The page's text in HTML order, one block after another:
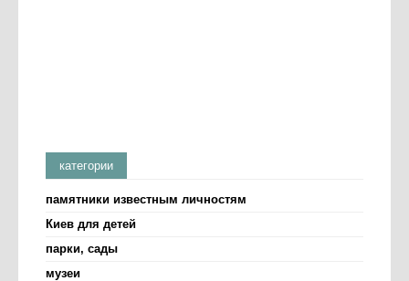
категории
памятники известным личностям
Киев для детей
парки, сады
музеи